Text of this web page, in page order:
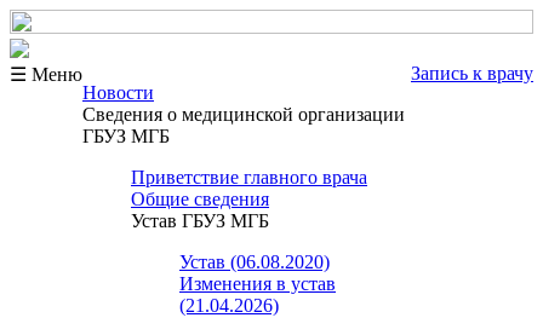
☰ Меню
Запись к врачу
Новости
Сведения о медицинской организации
ГБУЗ МГБ
Приветствие главного врача
Общие сведения
Устав ГБУЗ МГБ
Устав (06.08.2020)
Изменения в устав
(21.04.2026)